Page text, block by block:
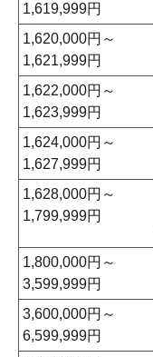
1,619,999円
1,620,000円～
1,621,999円
1,622,000円～
1,623,999円
1,624,000円～
1,627,999円
1,628,000円～
1,799,999円
1,800,000円～
3,599,999円
3,600,000円～
6,599,999円